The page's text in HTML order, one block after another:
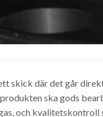
skick där det går
ska gods
och